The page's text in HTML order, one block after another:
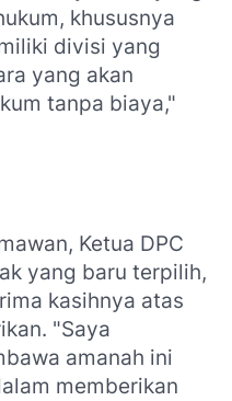
khususnya
divisi yang
yang akan
tanpa biaya,"
Ketua DPC
yang baru terpilih,
kasihnya atas
"Saya
amanah ini
memberikan